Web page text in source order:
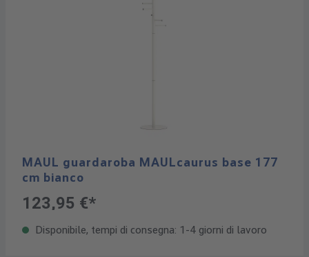
MAUL guardaroba MAULcaurus base 177
cm bianco
123,95 €*
Disponibile, tempi di consegna: 1-4 giorni di lavoro